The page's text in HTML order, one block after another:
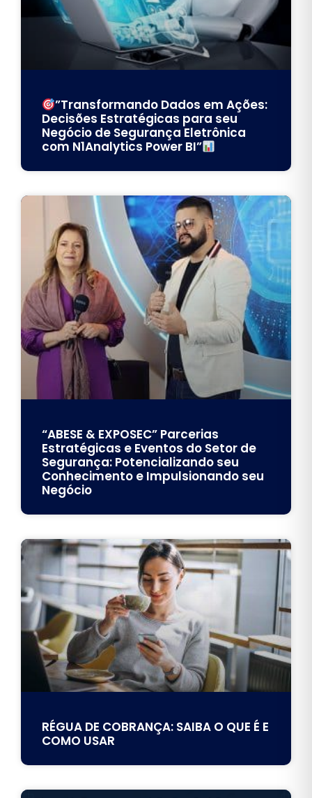
”Transformando Dados em Ações:
Decisões Estratégicas para seu
Negócio de Segurança Eletrônica
com N1Analytics Power BI”
“ABESE & EXPOSEC” Parcerias
Estratégicas e Eventos do Setor de
Segurança: Potencializando seu
Conhecimento e Impulsionando seu
Negócio
RÉGUA DE COBRANÇA: SAIBA O QUE É E
COMO USAR